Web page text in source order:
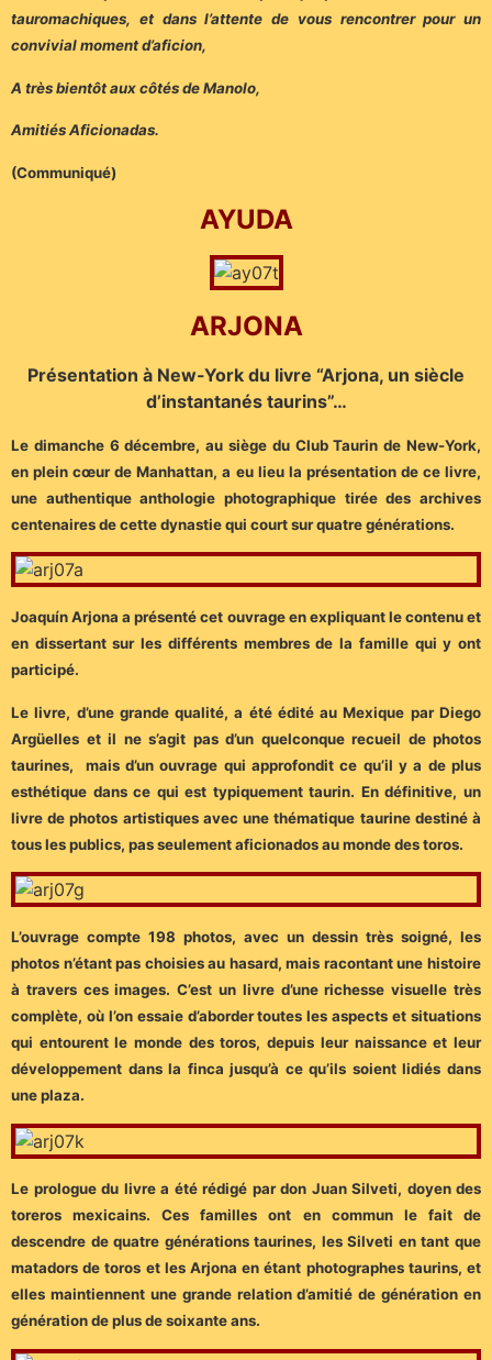
tauromachiques, et dans l’attente de vous rencontrer pour un
convivial moment d’aficion,
A très bientôt aux côtés de Manolo,
Amitiés Aficionadas.
(Communiqué)
AYUDA
ARJONA
Présentation à New-York du livre “Arjona, un siècle
d’instantanés taurins”…
Le dimanche 6 décembre, au siège du Club Taurin de New-York,
en plein cœur de Manhattan, a eu lieu la présentation de ce livre,
une authentique anthologie photographique tirée des archives
centenaires de cette dynastie qui court sur quatre générations.
Joaquín Arjona a présenté cet ouvrage en expliquant le contenu et
en dissertant sur les différents membres de la famille qui y ont
participé.
Le livre, d’une grande qualité, a été édité au Mexique par Diego
Argüelles et il ne s’agit pas d’un quelconque recueil de photos
taurines, mais d’un ouvrage qui approfondit ce qu’il y a de plus
esthétique dans ce qui est typiquement taurin. En définitive, un
livre de photos artistiques avec une thématique taurine destiné à
tous les publics, pas seulement aficionados au monde des toros.
L’ouvrage compte 198 photos, avec un dessin très soigné, les
photos n’étant pas choisies au hasard, mais racontant une histoire
à travers ces images. C’est un livre d’une richesse visuelle très
complète, où l’on essaie d’aborder toutes les aspects et situations
qui entourent le monde des toros, depuis leur naissance et leur
développement dans la finca jusqu’à ce qu’ils soient lidiés dans
une plaza.
Le prologue du livre a été rédigé par don Juan Silveti, doyen des
toreros mexicains. Ces familles ont en commun le fait de
descendre de quatre générations taurines, les Silveti en tant que
matadors de toros et les Arjona en étant photographes taurins, et
elles maintiennent une grande relation d’amitié de génération en
génération de plus de soixante ans.